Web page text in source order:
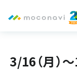
3/16（月）